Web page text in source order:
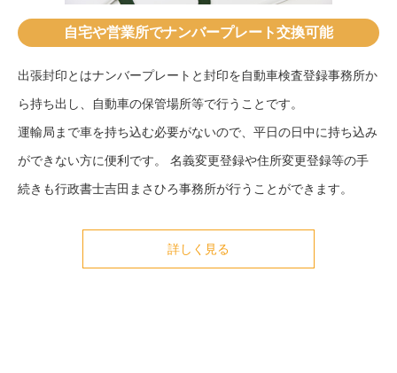
自宅や営業所でナンバープレート交換可能
出張封印とはナンバープレートと封印を自動車検査登録事務所か
ら持ち出し、自動車の保管場所等で行うことです。
運輸局まで車を持ち込む必要がないので、平日の日中に持ち込み
ができない方に便利です。 名義変更登録や住所変更登録等の手
続きも行政書士吉田まさひろ事務所が行うことができます。
詳しく見る